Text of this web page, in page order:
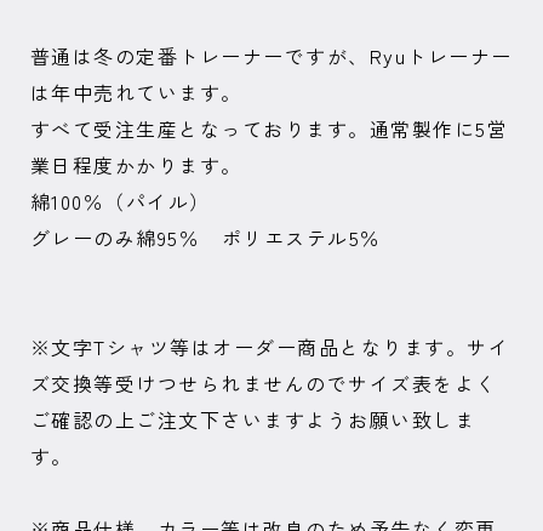
普通は冬の定番トレーナーですが、Ryuトレーナー
は年中売れています。
すべて受注生産となっております。通常製作に5営
業日程度かかります。
綿100％（パイル）
グレーのみ綿95％ ポリエステル5％
※文字Tシャツ等はオーダー商品となります。サイ
ズ交換等受けつせられませんのでサイズ表をよく
ご確認の上ご注文下さいますようお願い致しま
す。